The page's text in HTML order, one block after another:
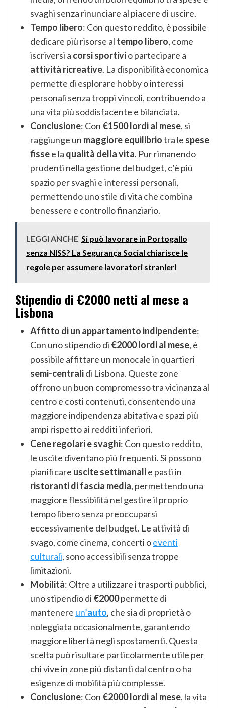
svaghi senza rinunciare al piacere di uscire.
Tempo libero: Con questo reddito, è possibile
dedicare più risorse al tempo libero, come
iscriversi a corsi sportivio partecipare a
attività ricreative. La disponibilità economica
permette di esplorare hobby o interessi
personali senza troppi vincoli, contribuendo a
una vita più soddisfacente e bilanciata.
Conclusione: Con €1500 lordi al mese, si
raggiunge un maggiore equilibriotra le spese
fissee la qualità della vita. Pur rimanendo
prudenti nella gestione del budget, c’è più
spazio per svaghi e interessi personali,
permettendo uno stile di vita che combina
benessere e controllo finanziario.
LEGGI ANCHE Si può lavorare in Portogallo
senza NISS? La Segurança Social chiarisce le
regole per assumere lavoratori stranieri
Stipendio di €2000 netti al mese a
Lisbona
Affitto di un appartamento indipendente:
Con uno stipendio di €2000 lordi al mese, è
possibile affittare un monocale in quartieri
semi-centralidi Lisbona. Queste zone
offrono un buon compromesso tra vicinanza al
centro e costi contenuti, consentendo una
maggiore indipendenza abitativa e spazi più
ampi rispetto ai redditi inferiori.
Cene regolari e svaghi: Con questo reddito,
le uscite diventano più frequenti. Si possono
pianificare uscite settimanalie pasti in
ristoranti di fascia media, permettendo una
maggiore flessibilità nel gestire il proprio
tempo libero senza preoccuparsi
eccessivamente del budget. Le attività di
svago, come cinema, concerti oeventi
culturali, sono accessibili senza troppe
limitazioni.
Mobilità: Oltre a utilizzare i trasporti pubblici,
uno stipendio di €2000permette di
mantenere un’auto, che sia di proprietà o
noleggiata occasionalmente, garantendo
maggiore libertà negli spostamenti. Questa
scelta può risultare particolarmente utile per
chi vive in zone più distanti dal centro o ha
esigenze di mobilità più complesse.
Conclusione: Con €2000 lordi al mese, la vita